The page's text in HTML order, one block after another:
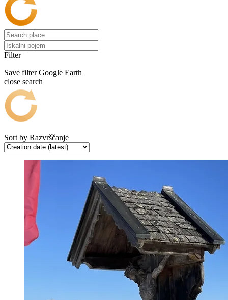
Filter
Save filter Google Earth
close search
Sort by Razvrščanje